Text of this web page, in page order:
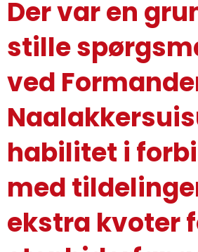
Der var en
stille
ved
habilitet i
med
ekstra kvoter